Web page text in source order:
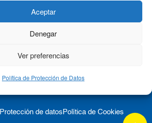
Aceptar
Denegar
Ver preferencias
Política de Protección de Datos
Protección de datos Política de Cookies